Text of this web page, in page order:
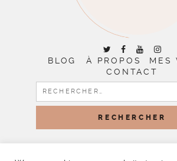
BLOG À PROPOS
MES
CONTACT